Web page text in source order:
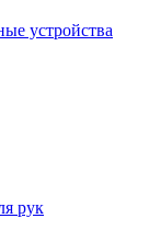
устройства
рук